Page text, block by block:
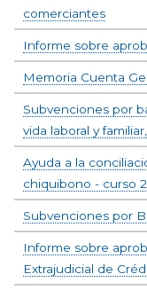
comerciantes
Informe sobre
Memoria Cuenta
Subvenciones por
vida laboral y
Ayuda a la
chiquibono - curso
Subvenciones por
Informe sobre
Extrajudicial de